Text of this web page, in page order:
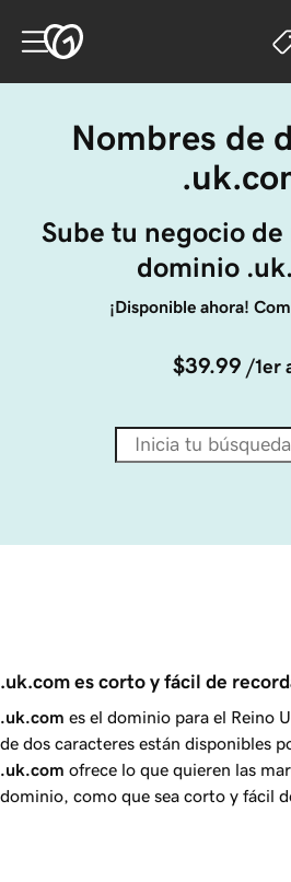
Nombres de
Sube tu negocio
dominio
¡Disponible ahora!
$39.99 /1er
.uk.com es corto y fácil de
.uk.com es el dominio para el Reino
de dos caracteres están disponibles
.uk.com ofrece lo que quieren las
dominio, como que sea corto y fácil